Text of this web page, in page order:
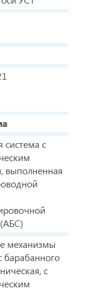
система с
выполненная
механизмы
барабанного
с